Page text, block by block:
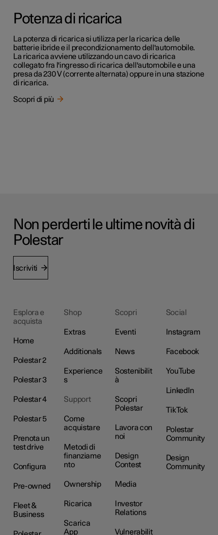
Potenza di ricarica
La potenza di ricarica si utilizza per la ricarica delle
batterie ibride e il precondizionamento dell'automobile.
La ricarica avviene utilizzando un cavo di ricarica
collegato fra l'ingresso di ricarica dell'automobile e una
presa da 230 V (corrente alternata) oppure in una stazione
di ricarica.
Scopri di più
Non perderti le ultime novità di
Polestar
Iscriviti
Esplora e
acquista
Home
Polestar 2
Polestar 3
Polestar 4
Polestar 5
Prenota un
test drive
Configura
Pre-owned
Fleet &
Business
Shop
Extras
Additionals
Experience
s
Support
Come
acquistare
Metodi di
finanziame
nto
Ownership
Ricarica
Scarica
App
Scopri
Eventi
News
Sostenibilit
à
Scopri
Polestar
Lavora con
noi
Design
Contest
Media
Investor
Relations
Vulnerabilit
Social
Instagram
Facebook
YouTube
LinkedIn
TikTok
Polestar
Community
Design
Community